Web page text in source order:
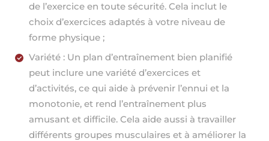
de l’exercice en toute sécurité. Cela inclut le
choix d’exercices adaptés à votre niveau de
forme physique ;
Variété : Un plan d’entraînement bien planifié
peut inclure une variété d’exercices et
d’activités, ce qui aide à prévenir l’ennui et la
monotonie, et rend l’entraînement plus
amusant et difficile. Cela aide aussi à travailler
différents groupes musculaires et à améliorer la